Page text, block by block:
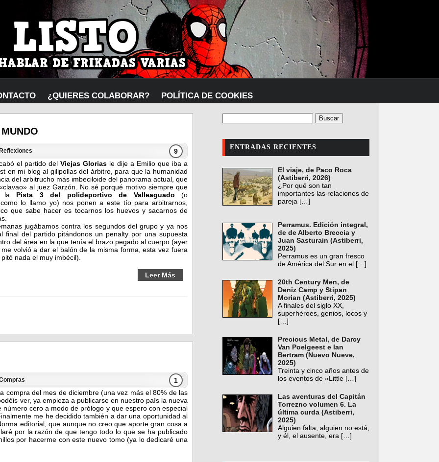
¿QUIERES COLABORAR? POLÍTICA DE COOKIES
Reflexiones
9
el partido del Viejas Glorias le dije a Emilio que iba a
en mi blog al gilipollas del árbitro, para que la humanidad
del arbitrucho más imbeciloide del panorama actual, que
al juez Garzón. No sé porqué motivo siempre que
la Pista 3 del polideportivo de Valleaguado (o
como lo llamo yo) nos ponen a este tío para arbitrarnos,
que sabe hacer es tocarnos los huevos y sacarnos de
jugábamos contra los segundos del grupo y ya nos
final del partido pitándonos un penalty por una supuesta
del área en la que tenía el brazo pegado al cuerpo (ayer
volvió a dar el balón de la misma forma, esta vez fuera
nada el muy imbécil).
Leer Más
1
compra del mes de diciembre (una vez más el 80% de las
ver, ya empieza a publicarse en nuestro país la nueva
número cero a modo de prólogo y que espero con especial
me he decidido también a dar una oportunidad al
editorial, que aunque no creo que aporte gran cosa a
por la razón de que tengo todo lo que se ha publicado
por hacerme con este nuevo tomo (ya lo dedicaré una
ENTRADAS RECIENTES
El viaje, de Paco Roca
(Astiberri, 2026)
¿Por qué son tan
importantes las relaciones de
pareja […]
Perramus. Edición integral,
de de Alberto Breccia y
Juan Sasturain (Astiberri,
2025)
Perramus es un gran fresco
de América del Sur en el […]
20th Century Men, de
Deniz Camp y Stipan
Morian (Astiberri, 2025)
A finales del siglo XX,
superhéroes, genios, locos y
[…]
Precious Metal, de Darcy
Van Poelgeest e Ian
Bertram (Nuevo Nueve,
2025)
Treinta y cinco años antes de
los eventos de «Little […]
Las aventuras del Capitán
Torrezno volumen 6. La
última curda (Astiberri,
2025)
Alguien falta, alguien no está,
y él, el ausente, era […]